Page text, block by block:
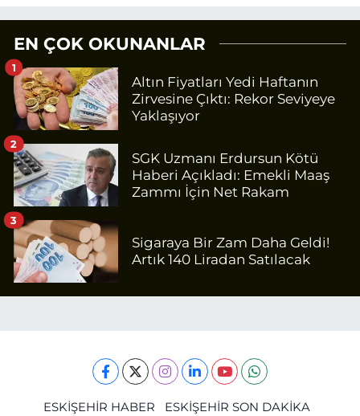
EN ÇOK OKUNANLAR
Altın Fiyatları Yedi Haftanın
Zirvesine Çıktı: Rekor Seviyeye
Yaklaşıyor
1
SGK Uzmanı Erdursun Kötü
Haberi Açıkladı: Emekli Maaş
Zammı İçin Net Rakam
2
Sigaraya Bir Zam Daha Geldi!
Artık 140 Liradan Satılacak
3
ESKİŞEHİR HABER
ESKİŞEHİR SON DAKİKA